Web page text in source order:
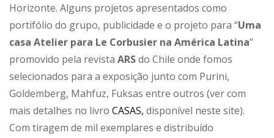
Horizonte. Alguns projetos apresentados como
portifólio do grupo, publicidade e o projeto para “Uma
casa Atelier para Le Corbusier na América Latina”
promovido pela revista ARSdo Chile onde fomos
selecionados para a exposição junto com Purini,
Goldemberg, Mahfuz, Fuksas entre outros (ver com
mais detalhes no livro CASAS, disponível neste site).
Com tiragem de mil exemplares e distribuído